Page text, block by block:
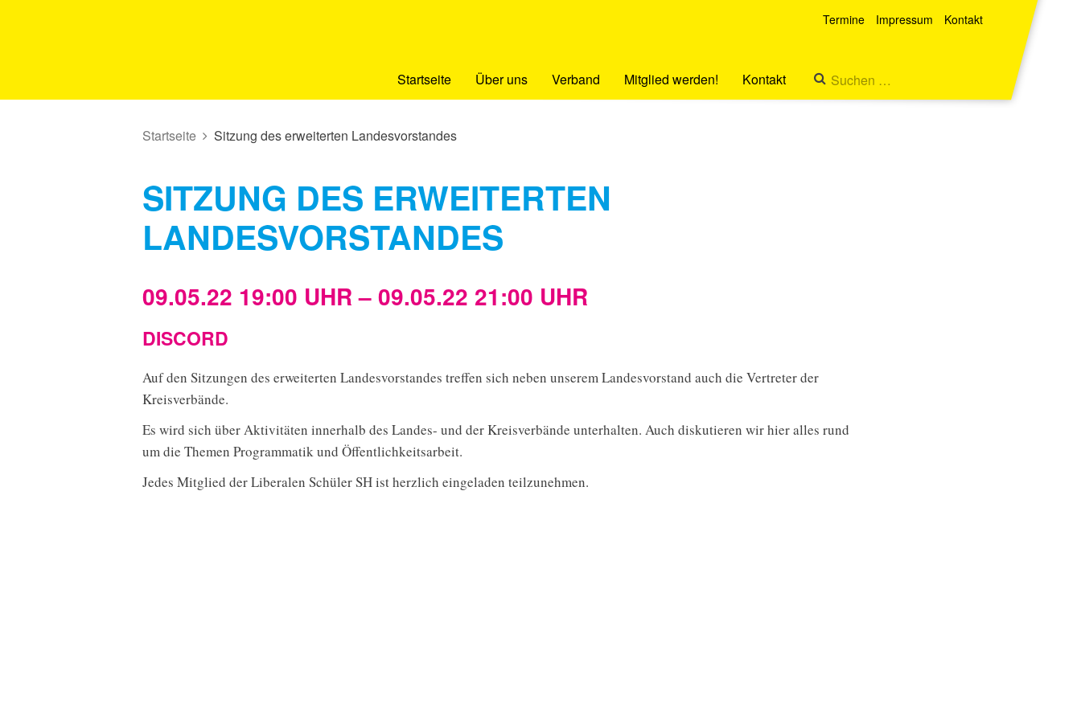
Termine Impressum Kontakt
Startseite Über uns Verband Mitglied werden! Kontakt
Startseite Sitzung des erweiterten Landesvorstandes
SITZUNG DES ERWEITERTEN
LANDESVORSTANDES
09.05.22 19:00 UHR – 09.05.22 21:00 UHR
DISCORD
Auf den Sitzungen des erweiterten Landesvorstandes treffen sich neben unserem Landesvorstand auch die Vertreter der
Kreisverbände.
Es wird sich über Aktivitäten innerhalb des Landes- und der Kreisverbände unterhalten. Auch diskutieren wir hier alles rund
um die Themen Programmatik und Öffentlichkeitsarbeit.
Jedes Mitglied der Liberalen Schüler SH ist herzlich eingeladen teilzunehmen.